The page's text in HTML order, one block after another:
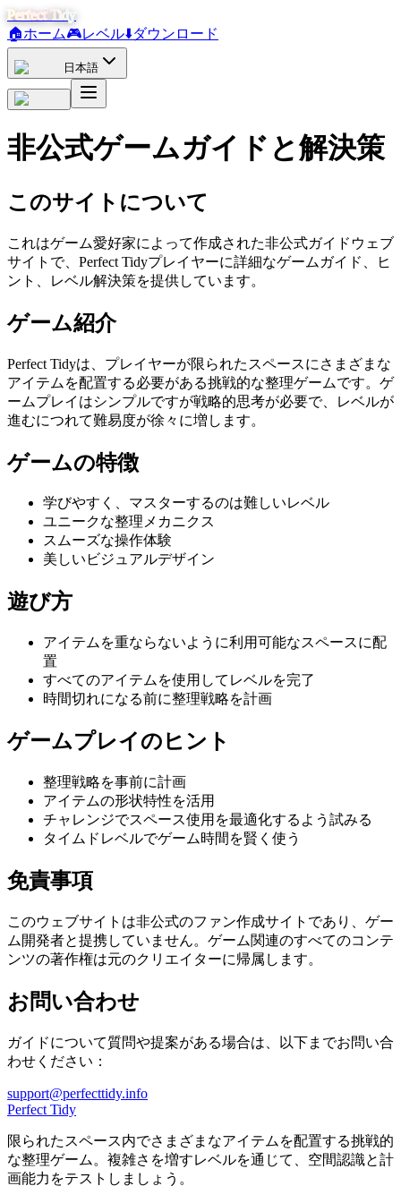
Perfect Tidy
🏠ホーム🎮レベル⬇️ダウンロード
日本語
非公式ゲームガイドと解決策
このサイトについて
これはゲーム愛好家によって作成された非公式ガイドウェブ
サイトで、Perfect Tidyプレイヤーに詳細なゲームガイド、ヒ
ント、レベル解決策を提供しています。
ゲーム紹介
Perfect Tidyは、プレイヤーが限られたスペースにさまざまな
アイテムを配置する必要がある挑戦的な整理ゲームです。ゲ
ームプレイはシンプルですが戦略的思考が必要で、レベルが
進むにつれて難易度が徐々に増します。
ゲームの特徴
学びやすく、マスターするのは難しいレベル
ユニークな整理メカニクス
スムーズな操作体験
美しいビジュアルデザイン
遊び方
アイテムを重ならないように利用可能なスペースに配
置
すべてのアイテムを使用してレベルを完了
時間切れになる前に整理戦略を計画
ゲームプレイのヒント
整理戦略を事前に計画
アイテムの形状特性を活用
チャレンジでスペース使用を最適化するよう試みる
タイムドレベルでゲーム時間を賢く使う
免責事項
このウェブサイトは非公式のファン作成サイトであり、ゲー
ム開発者と提携していません。ゲーム関連のすべてのコンテ
ンツの著作権は元のクリエイターに帰属します。
お問い合わせ
ガイドについて質問や提案がある場合は、以下までお問い合
わせください：
support@perfecttidy.info
Perfect Tidy
限られたスペース内でさまざまなアイテムを配置する挑戦的
な整理ゲーム。複雑さを増すレベルを通じて、空間認識と計
画能力をテストしましょう。